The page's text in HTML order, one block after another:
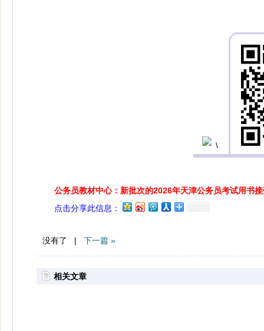
公务员教材中心：新批次的2026年天津公务员考试用书
点击分享此信息：
没有了 | 下一篇 »
相关文章